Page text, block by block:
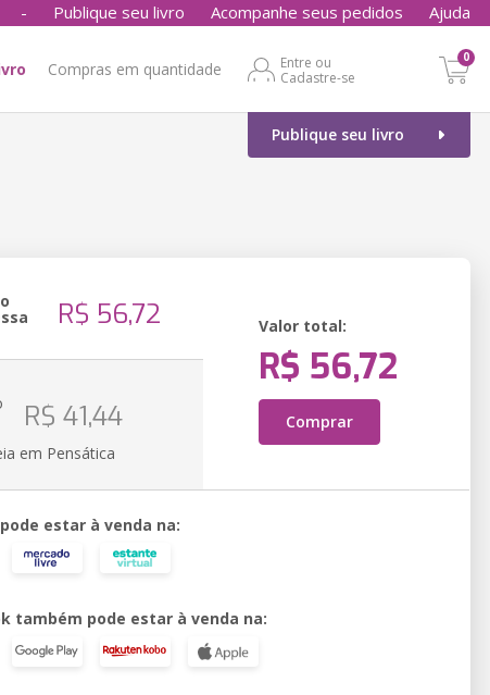
- Publique seu livro Acompanhe seus pedidos Ajuda
Compras em quantidade
Entre ou
Cadastre-se
0
Publique seu livro
R$ 56,72 Valor total:
R$ 56,72
Comprar
R$ 41,44
em Pensática
estar à venda na:
também pode estar à venda na: